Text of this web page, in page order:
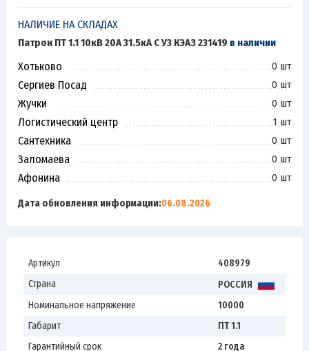
НАЛИЧИЕ НА СКЛАДАХ
Патрон ПТ 1.1 10кВ 20А 31.5кА С У3 КЭАЗ 231419 в наличии
Хотьково 0 шт
Сергиев Посад 0 шт
Жучки 0 шт
Логистический центр 1 шт
Сантехника 0 шт
Заломаева 0 шт
Афонина 0 шт
Дата обновления информации:06.08.2026
Артикул
408979
Страна
РОССИЯ
Номинальное напряжение
10000
Габарит
ПТ 1.1
Гарантийный срок
2 года